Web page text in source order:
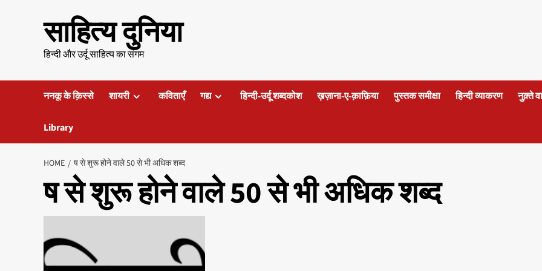
साहित्य दुनिया
हिन्दी और उर्दू साहित्य का संगम
ननकू के क़िस्से शायरी कविताएँ गद्य हिन्दी-उर्दू शब्दकोश ख़ज़ाना-ए-क़ाफ़िया पुस्तक समीक्षा हिन्दी व्याकरण नुक़्ते
Library
HOME ष से शुरू होने वाले 50 से भी अधिक शब्द
ष से शुरू होने वाले 50 से भी अधिक शब्द